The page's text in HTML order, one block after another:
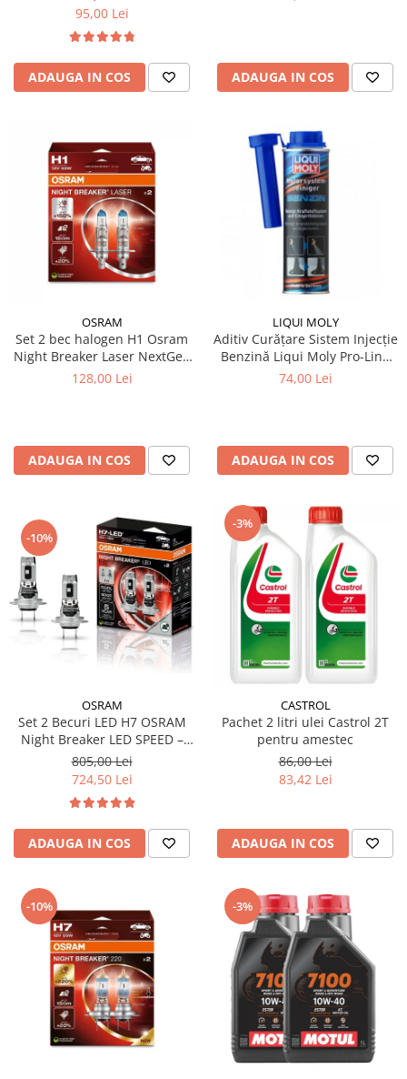
95,00 Lei
ADAUGA IN COS ADAUGA IN COS
OSRAM
Set 2 bec halogen H1 Osram
Night Breaker Laser NextGen
+150%
128,00 Lei
ADAUGA IN COS
LIQUI MOLY
Aditiv Curățare Sistem Injecție
Benzină Liqui Moly Pro-Line
(300 ml) - Tratament
74,00 Lei
ADAUGA IN COS
-10%
OSRAM
Set 2 Becuri LED H7 OSRAM
Night Breaker LED SPEED –
Street Legal, 6000K, Design
1:1, Montaj Rapid
805,00 Lei
724,50 Lei
ADAUGA IN COS
-3%
CASTROL
Pachet 2 litri ulei Castrol 2T
pentru amestec
86,00 Lei
83,42 Lei
ADAUGA IN COS
-10% -3%